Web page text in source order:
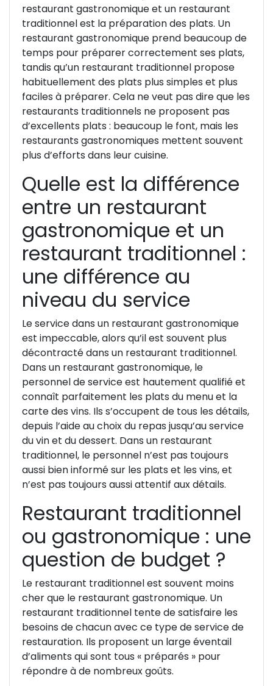
restaurant gastronomique et un restaurant
traditionnel est la préparation des plats. Un
restaurant gastronomique prend beaucoup de
temps pour préparer correctement ses plats,
tandis qu’un restaurant traditionnel propose
habituellement des plats plus simples et plus
faciles à préparer. Cela ne veut pas dire que les
restaurants traditionnels ne proposent pas
d’excellents plats : beaucoup le font, mais les
restaurants gastronomiques mettent souvent
plus d’efforts dans leur cuisine.
Quelle est la différence
entre un restaurant
gastronomique et un
restaurant traditionnel :
une différence au
niveau du service
Le service dans un restaurant gastronomique
est impeccable, alors qu’il est souvent plus
décontracté dans un restaurant traditionnel.
Dans un restaurant gastronomique, le
personnel de service est hautement qualifié et
connaît parfaitement les plats du menu et la
carte des vins. Ils s’occupent de tous les détails,
depuis l’aide au choix du repas jusqu’au service
du vin et du dessert. Dans un restaurant
traditionnel, le personnel n’est pas toujours
aussi bien informé sur les plats et les vins, et
n’est pas toujours aussi attentif aux détails.
Restaurant traditionnel
ou gastronomique : une
question de budget ?
Le restaurant traditionnel est souvent moins
cher que le restaurant gastronomique. Un
restaurant traditionnel tente de satisfaire les
besoins de chacun avec ce type de service de
restauration. Ils proposent un large éventail
d’aliments qui sont tous « préparés » pour
répondre à de nombreux goûts.